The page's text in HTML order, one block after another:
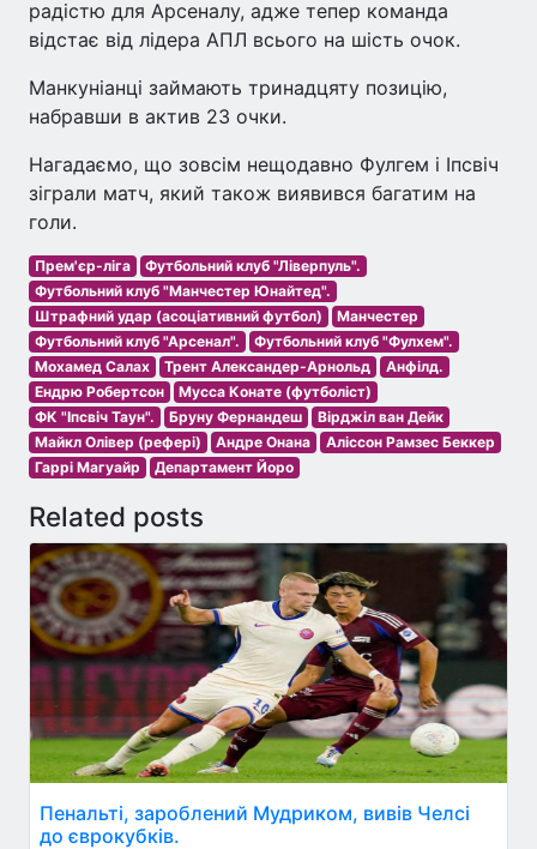
радістю для Арсеналу, адже тепер команда
відстає від лідера АПЛ всього на шість очок.
Манкуніанці займають тринадцяту позицію,
набравши в актив 23 очки.
Нагадаємо, що зовсім нещодавно Фулгем і Іпсвіч
зіграли матч, який також виявився багатим на
голи.
Прем'єр-ліга
Футбольний клуб "Ліверпуль".
Футбольний клуб "Манчестер Юнайтед".
Штрафний удар (асоціативний футбол)
Манчестер
Футбольний клуб "Арсенал".
Футбольний клуб "Фулхем".
Мохамед Салах
Трент Александер-Арнольд
Анфілд.
Ендрю Робертсон
Мусса Конате (футболіст)
ФК "Іпсвіч Таун".
Бруну Фернандеш
Вірджіл ван Дейк
Майкл Олівер (рефері)
Андре Онана
Аліссон Рамзес Беккер
Гаррі Магуайр
Департамент Йоро
Related posts
Пенальті, зароблений Мудриком, вивів Челсі
до єврокубків.